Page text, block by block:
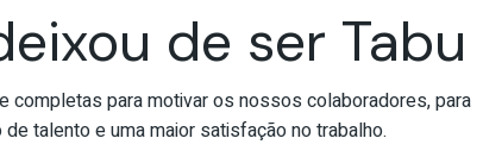
de ser Tabu
para motivar os nossos colaboradores, para
talento e uma maior satisfação no trabalho.